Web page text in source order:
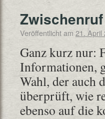
Veröffentlicht am 21. April
Ganz kurz nur:
Informationen,
Wahl, der auch
überprüft, wie
ebenso auf die